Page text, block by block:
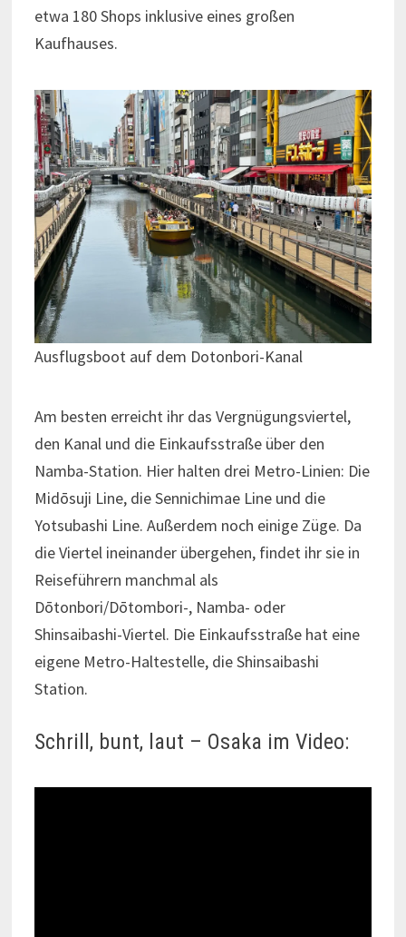
etwa 180 Shops inklusive eines großen
Kaufhauses.
Ausflugsboot auf dem Dotonbori-Kanal
Am besten erreicht ihr das Vergnügungsviertel,
den Kanal und die Einkaufsstraße über den
Namba-Station. Hier halten drei Metro-Linien: Die
Midōsuji Line, die Sennichimae Line und die
Yotsubashi Line. Außerdem noch einige Züge. Da
die Viertel ineinander übergehen, findet ihr sie in
Reiseführern manchmal als
Dōtonbori/Dōtombori-, Namba- oder
Shinsaibashi-Viertel. Die Einkaufsstraße hat eine
eigene Metro-Haltestelle, die Shinsaibashi
Station.
Schrill, bunt, laut – Osaka im Video: